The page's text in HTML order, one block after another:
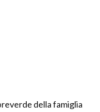
della famiglia